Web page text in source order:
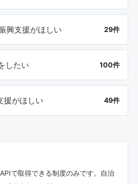
興支援がほしい 29件
したい 100件
援がほしい 49件
で取得できる制度のみです。自治